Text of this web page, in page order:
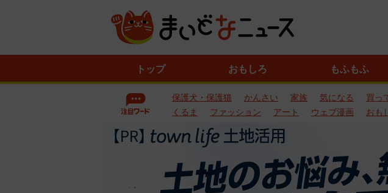
トップ おもしろ もふもふ
保護犬・保護猫 かんさい 家族 気になる 買っ
くるま
ファッション アート ウェブ漫画 おも